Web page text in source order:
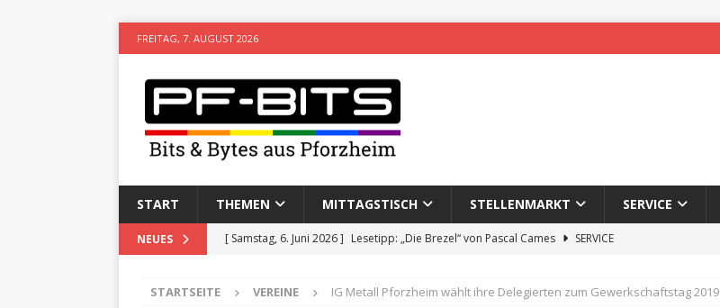
FREITAG, 7. AUGUST 2026
START THEMEN MITTAGSTISCH STELLENMARKT SERVICE
NEUES [ Samstag, 6. Juni 2026 ] Lesetipp: „Die Brezel“ von Pascal Cames
SERVICE
[ Sonntag, 15. Februar 2026 ]
Aufzeichnung des 65. Fasnetsumzugs Dillweißenstein
STARTSEITE VEREINE IG Metall Pforzheim wählt ihre Delegierten zum Gewerkschaftstag 2019